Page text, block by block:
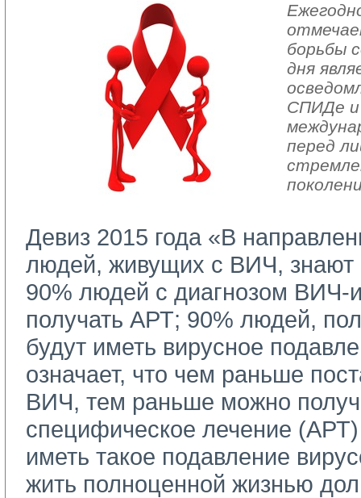
борьбы
дня
СПИДе и
перед
Девиз 2015 года «В
людей, живущих с ВИЧ, знают
90% людей с диагнозом ВИЧ-
получать АРТ; 90% людей,
будут иметь вирусное
означает, что чем раньше
ВИЧ, тем раньше можно
специфическое лечение
иметь такое подавление
жить полноценной жизнью